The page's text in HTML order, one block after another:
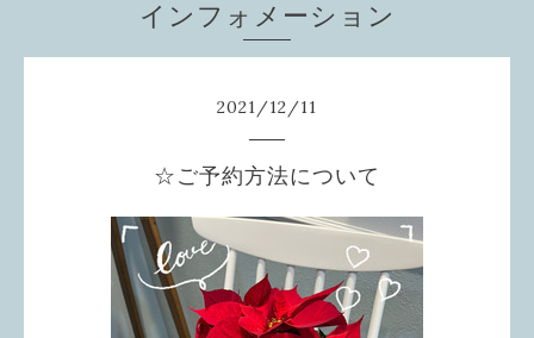
インフォメーション
2021/12/11
☆ご予約方法について